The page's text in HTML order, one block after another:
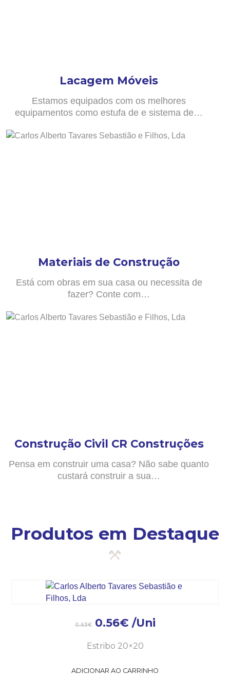
Lacagem Móveis
Estamos equipados com os melhores
equipamentos como estufa de e sistema de…
Materiais de Construção
Está com obras em sua casa ou necessita de
fazer? Conte com…
Construção Civil CR Construções
Pensa em construir uma casa? Não sabe quanto
custará construir a sua…
Produtos em Destaque
0.63€ 0.56€ /Uni
Estribo 20×20
ADICIONAR AO CARRINHO